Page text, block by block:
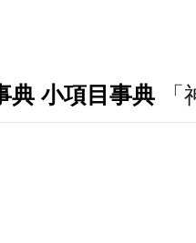
典 小項目事典 「